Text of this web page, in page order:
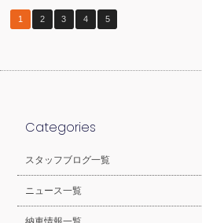
1 2 3 4 5
Categories
スタッフブログ一覧
ニュース一覧